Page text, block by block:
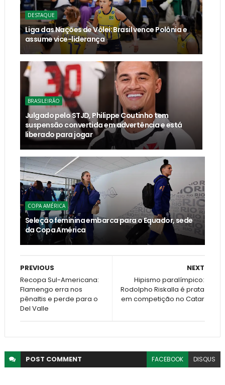
DESTAQUE
Liga das Nações de Vôlei: Brasil vence Polônia e
assume vice-liderança
BRASILEIRÃO
Julgado pelo STJD, Philippe Coutinho tem
suspensão convertida em advertência e está
liberado para jogar
COPA AMÉRICA
Seleção feminina embarca para o Equador, sede
da Copa América
NEXT
Hipismo paralímpico:
Rodolpho Riskalla é prata
em competição no Catar
PREVIOUS
Recopa Sul-Americana:
Flamengo erra nos
pênaltis e perde para o
Del Valle
POST COMMENT FACEBOOK DISQUS